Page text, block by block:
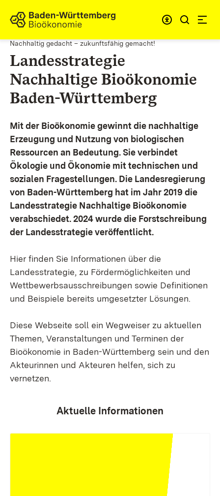
Zum Inhalt springen
Link zur Startseite
Nachhaltig gedacht – zukunftsfähig gemacht!
Landesstrategie
Nachhaltige Bioökonomie
Baden-Württemberg
Mit der Bioökonomie gewinnt die nachhaltige
Erzeugung und Nutzung von biologischen
Ressourcen an Bedeutung. Sie verbindet
Ökologie und Ökonomie mit technischen und
sozialen Fragestellungen. Die Landesregierung
von Baden-Württemberg hat im Jahr 2019 die
Landesstrategie Nachhaltige Bioökonomie
verabschiedet. 2024 wurde die Forstschreibung
der Landesstrategie veröffentlicht.
Hier finden Sie Informationen über die
Landesstrategie, zu Fördermöglichkeiten und
Wettbewerbsausschreibungen sowie Definitionen
und Beispiele bereits umgesetzter Lösungen.
Diese Webseite soll ein Wegweiser zu aktuellen
Themen, Veranstaltungen und Terminen der
Bioökonomie in Baden-Württemberg sein und den
Akteurinnen und Akteuren helfen, sich zu
vernetzen.
Aktuelle Informationen